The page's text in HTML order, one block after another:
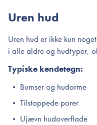
Uren hud
Uren hud er ikke kun
i alle aldre og hudtyper,
Typiske kendetegn:
Bumser og hudorme
Tilstoppede porer
Ujævn hudoverflade